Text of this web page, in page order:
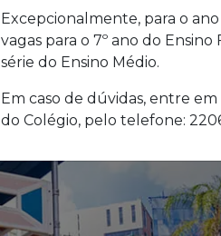
Excepcionalmente, para o
vagas para o 7º ano do
série do Ensino Médio.
Em caso de dúvidas, entre
do Colégio, pelo telefone: